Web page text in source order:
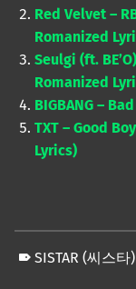
Red Velvet –
Romanized
Seulgi (ft.
Romanized
BIGBANG –
TXT – Good
Lyrics)
SISTAR (씨스타)